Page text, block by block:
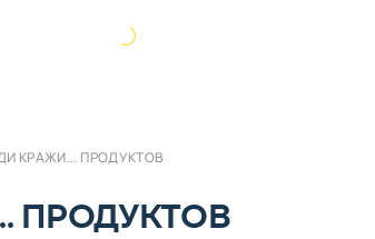
КРАЖИ... ПРОДУКТОВ
ПРОДУКТОВ